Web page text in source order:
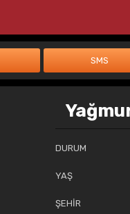
DURUM
YAŞ
ŞEHİR